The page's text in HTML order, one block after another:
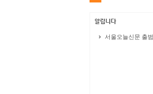
서울오늘신문 출범